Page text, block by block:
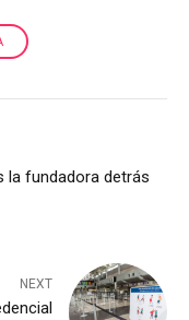
la fundadora detrás
NEXT